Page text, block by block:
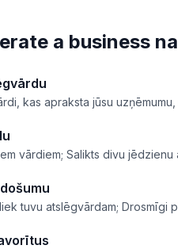
a business
kas apraksta jūsu
vārdiem; Salikts divu
tuvu atslēgvārdam; Drosmīgi